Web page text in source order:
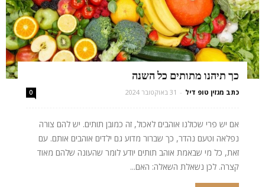
כך תיהנו מתותים כל השנה
כתב מגזין טופ דיל - 31 באוקטובר 2024 0
אם יש פרי שכולנו אוהבים לאכול, זה כמובן תותים. יש להם צורה
נפלאה וטעם נהדר, כך שברור מדוע גם ילדים אוהבים אותם. עם
זאת, כל מי שבאמת אוהב תותים יודע לומר שהעונה שלהם מאוד
קצרה. לכן נשאלת השאלה: האם...